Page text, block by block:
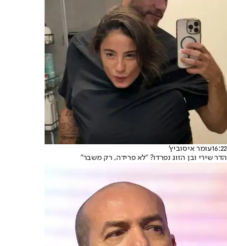
16:22עומר איסוביץ'
הדר שירי ובן הזוג נפרדו? "לא פרידה, רק משבר"